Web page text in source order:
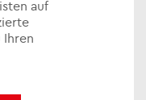
auf
Ihren